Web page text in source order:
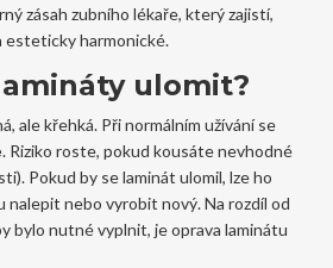
zásah zubního lékaře, který zajistí,
esteticky harmonické.
ulomit?
ale křehká. Při normálním užívání se
Riziko roste, pokud kousáte nevhodné
Pokud by se laminát ulomil, lze ho
nalepit nebo vyrobit nový. Na rozdíl od
bylo nutné vyplnit, je oprava laminátu